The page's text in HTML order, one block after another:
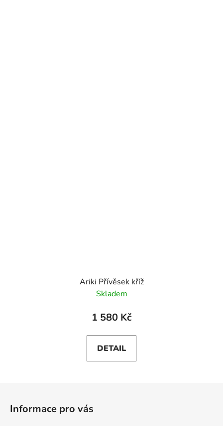
Ariki Přívěsek kříž
Skladem
1 580 Kč
DETAIL
Informace pro vás